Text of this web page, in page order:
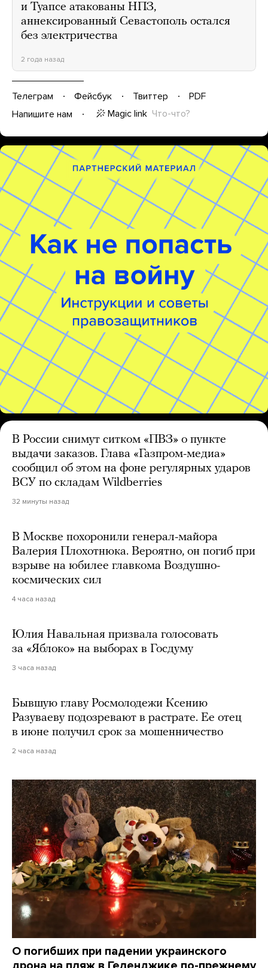
и Туапсе атакованы НПЗ,
аннексированный Севастополь остался
без электричества
2 года назад
Телеграм Фейсбук Твиттер
PDF
Напишите нам
Magic link Что-что?
В России снимут ситком «ПВЗ» о пункте
выдачи заказов. Глава «Газпром-медиа»
сообщил об этом на фоне регулярных ударов
ВСУ по складам Wildberries
32 минуты назад
В Москве похоронили генерал-майора
Валерия Плохотнюка. Вероятно, он погиб при
взрыве на юбилее главкома Воздушно-
космических сил
4 часа назад
Юлия Навальная призвала голосовать
за «Яблоко» на выборах в Госдуму
3 часа назад
Бывшую главу Росмолодежи Ксению
Разуваеву подозревают в растрате. Ее отец
в июне получил срок за мошенничество
2 часа назад
О погибших при падении украинского